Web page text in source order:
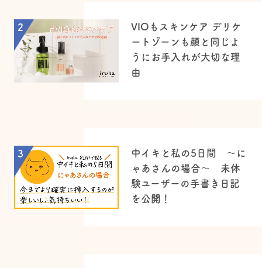
2
VIOもスキンケア デリケ
ートゾーンも顔と同じよ
うにお手入れが大切な理
由
3
中イキと私の5日間 ～に
ゃあさんの場合～ 未体
験ユーザーの手書き日記
を公開！